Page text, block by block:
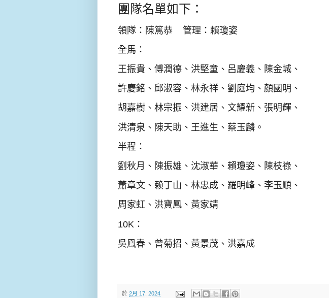
團隊名單如下：
領隊：陳篤恭 管理：賴瓊姿
全馬：
王振貴、傅潤德、洪堅童、呂慶義、 陳金城、
許慶銘、邱淑容、林永祥、劉庭均、 顏國明、
胡嘉樹、林宗振、洪建居、 文耀新、張明輝、
洪清泉、陳天助、王進生、 蔡玉麟。
半程：
劉秋月、陳振雄、沈淑華、賴瓊姿、陳枝祿、
蕭章文、赖丁山、林忠成、羅明峰、李玉順、
周家虹、洪寶鳳、黃家靖
10K：
吳鳯春、曾菊招、黃景茂、洪嘉成
於 2月 17, 2024